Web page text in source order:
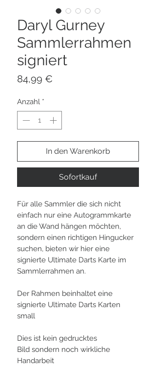
Daryl Gurney
Sammlerrahmen
signiert
84,99 €
Anzahl *
In den Warenkorb
Sofortkauf
Für alle Sammler die sich nicht
einfach nur eine Autogrammkarte
an die Wand hängen möchten,
sondern einen richtigen Hingucker
suchen, bieten wir hier eine
signierte Ultimate Darts Karte im
Sammlerrahmen an.
Der Rahmen beinhaltet eine
signierte Ultimate Darts Karten
small
Dies ist kein gedrucktes
Bild sondern noch wirkliche
Handarbeit